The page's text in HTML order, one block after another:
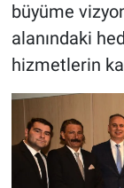
büyüme
alanındaki
hizmetlerin